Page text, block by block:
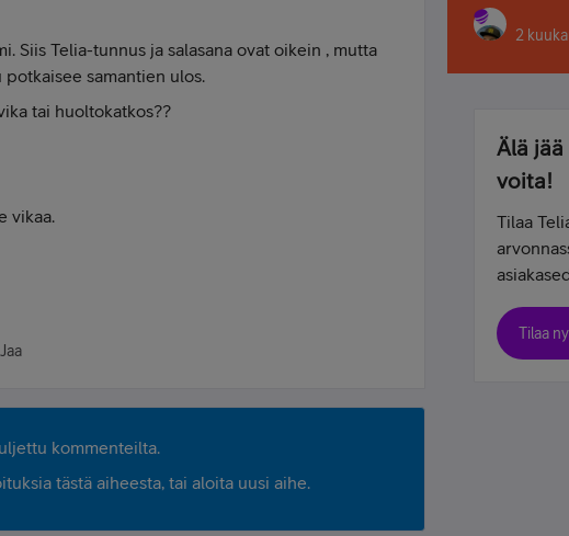
Siis Telia-tunnus ja salasana ovat oikein , mutta
samantien ulos.
tai huoltokatkos??
vikaa.
Jaa
kommenteilta.
tästä aiheesta, tai aloita uusi aihe.
2
Älä
voita!
Tilaa
Tilaa